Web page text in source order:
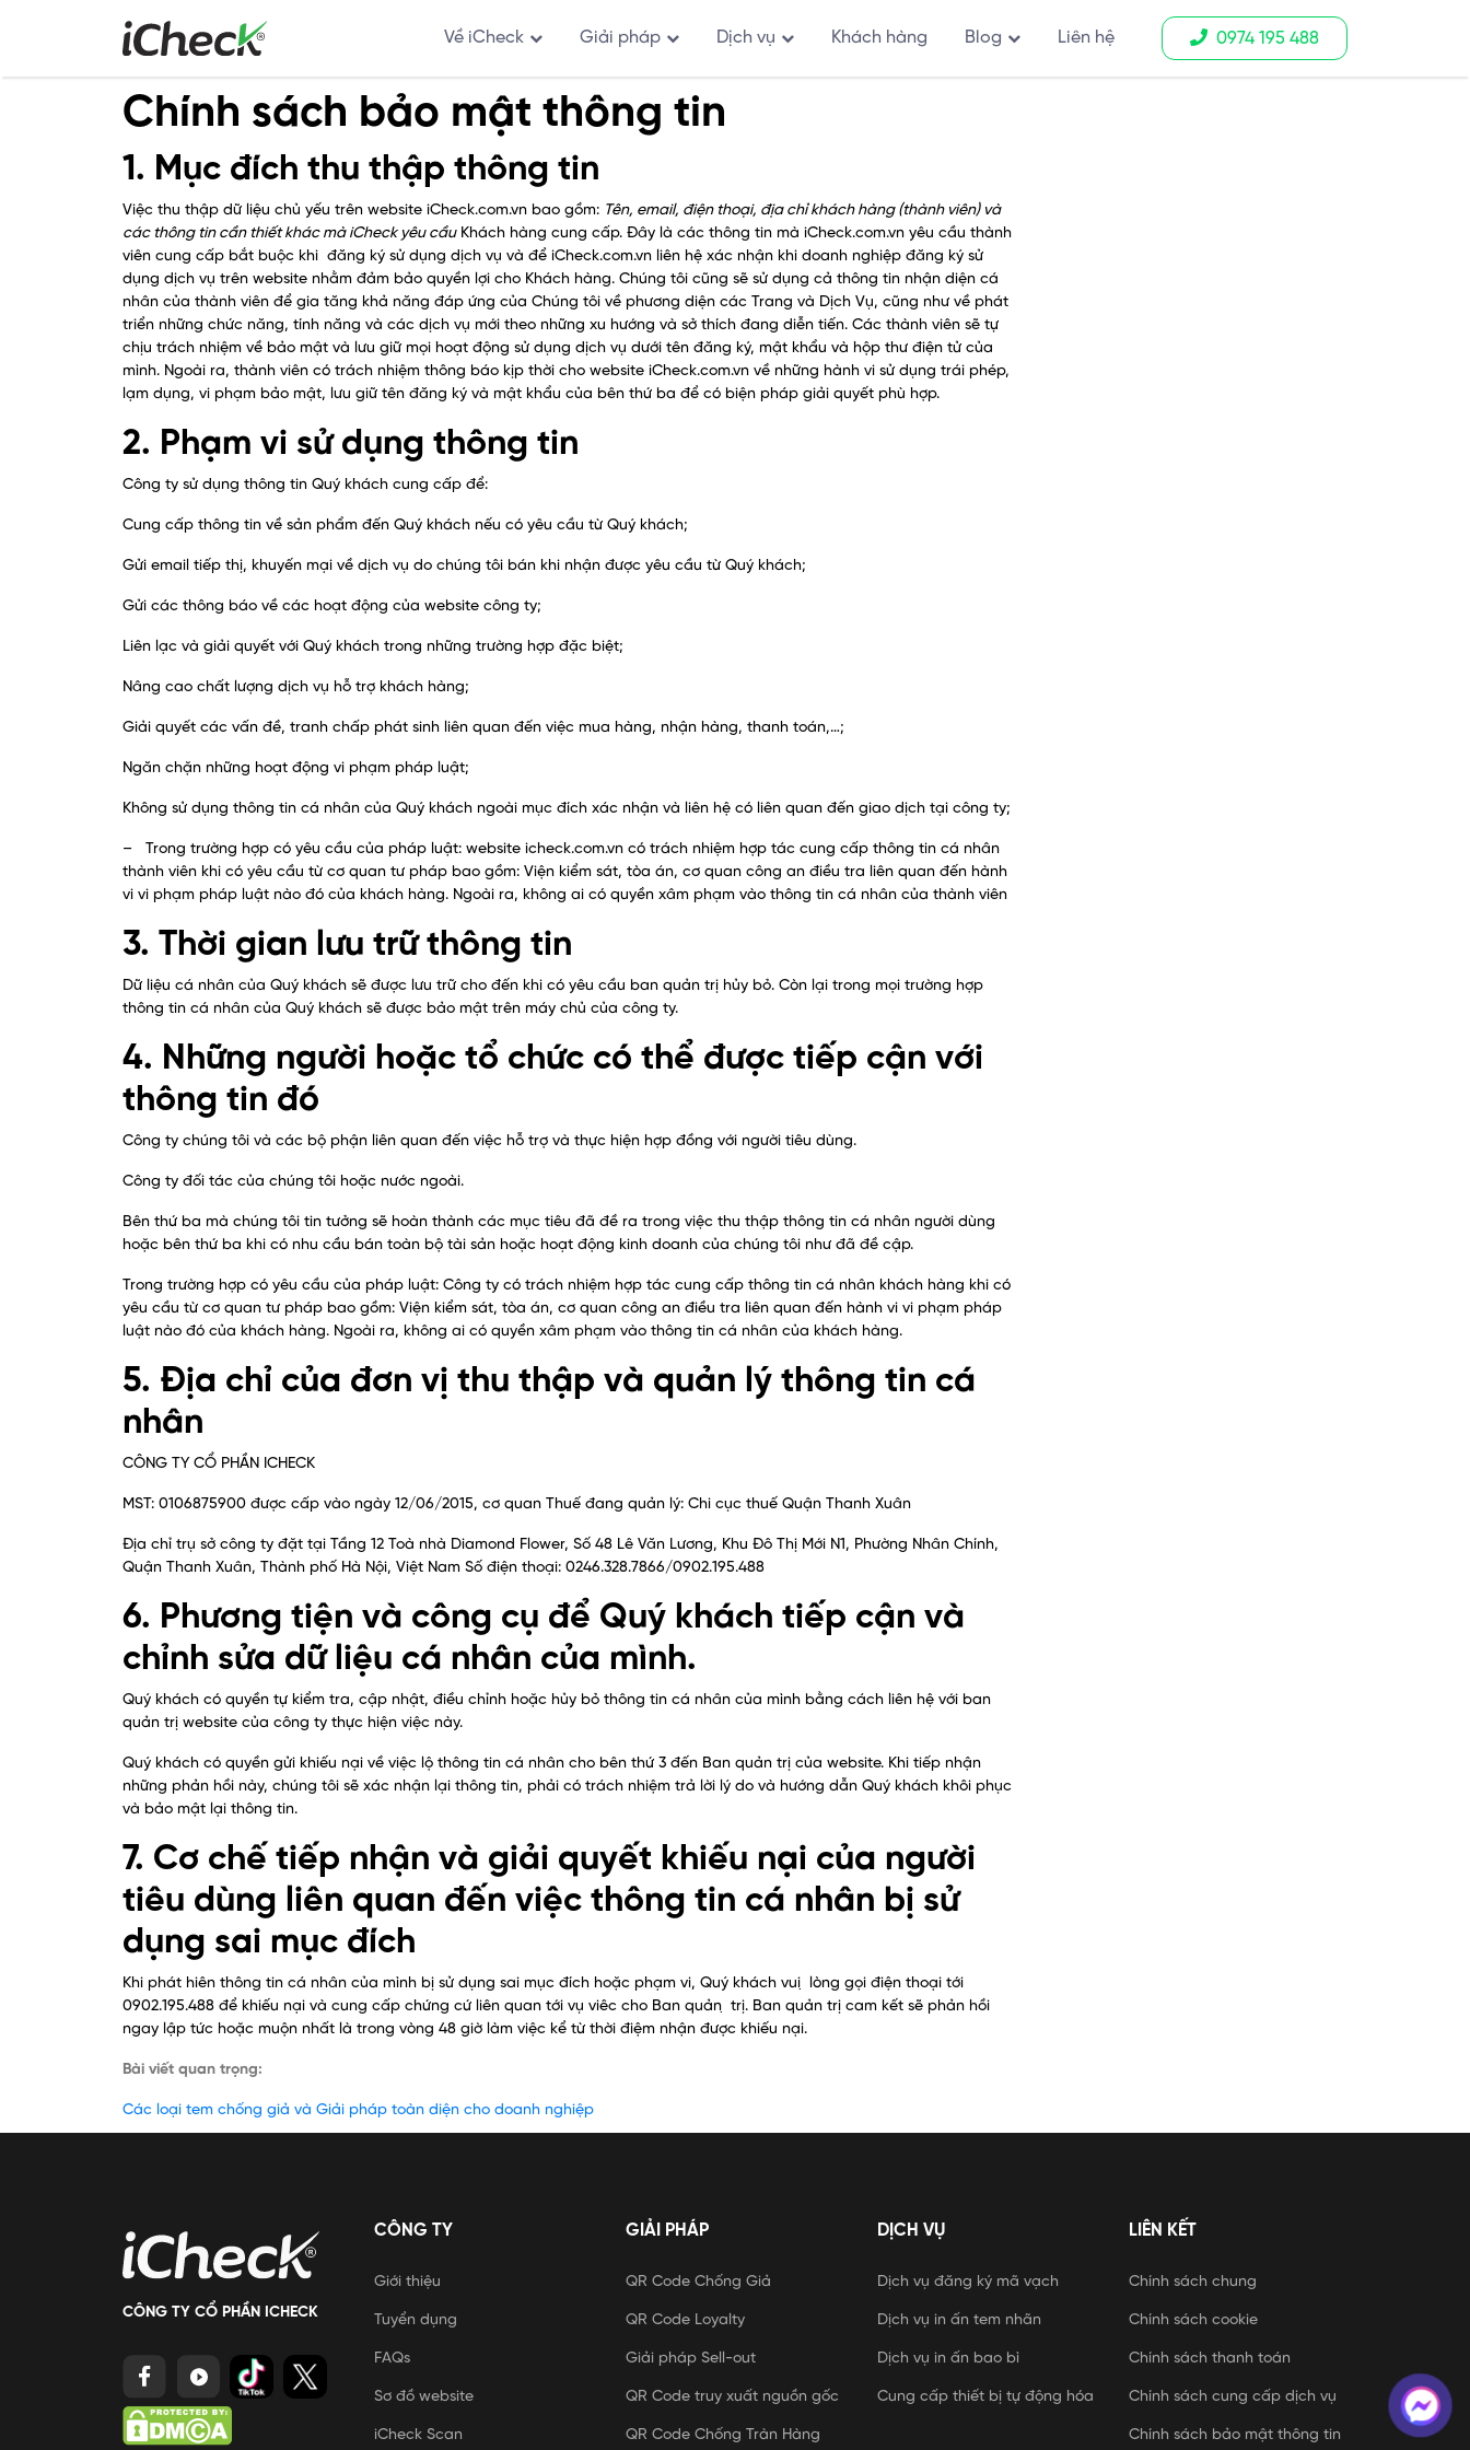
Về iCheck Giải pháp Dịch vụ Khách hàng Blog Liên hệ 0974 195 488
Chính sách bảo mật thông tin
1. Mục đích thu thập thông tin
Việc thu thập dữ liệu chủ yếu trên website iCheck.com.vn bao gồm: Tên, email, điện thoại, địa chỉ khách hàng (thành viên) và
các thông tin cần thiết khác mà iCheck yêu cầuKhách hàng cung cấp. Đây là các thông tin mà iCheck.com.vn yêu cầu thành
viên cung cấp bắt buộc khi đăng ký sử dụng dịch vụ và để iCheck.com.vn liên hệ xác nhận khi doanh nghiệp đăng ký sử
dụng dịch vụ trên website nhằm đảm bảo quyền lợi cho Khách hàng. Chúng tôi cũng sẽ sử dụng cả thông tin nhận diện cá
nhân của thành viên để gia tăng khả năng đáp ứng của Chúng tôi về phương diện các Trang và Dịch Vụ, cũng như về phát
triển những chức năng, tính năng và các dịch vụ mới theo những xu hướng và sở thích đang diễn tiến. Các thành viên sẽ tự
chịu trách nhiệm về bảo mật và lưu giữ mọi hoạt động sử dụng dịch vụ dưới tên đăng ký, mật khẩu và hộp thư điện tử của
mình. Ngoài ra, thành viên có trách nhiệm thông báo kịp thời cho website iCheck.com.vn về những hành vi sử dụng trái phép,
lạm dụng, vi phạm bảo mật, lưu giữ tên đăng ký và mật khẩu của bên thứ ba để có biện pháp giải quyết phù hợp.
2. Phạm vi sử dụng thông tin
Công ty sử dụng thông tin Quý khách cung cấp để:
Cung cấp thông tin về sản phẩm đến Quý khách nếu có yêu cầu từ Quý khách;
Gửi email tiếp thị, khuyến mại về dịch vụ do chúng tôi bán khi nhận được yêu cầu từ Quý khách;
Gửi các thông báo về các hoạt động của website công ty;
Liên lạc và giải quyết với Quý khách trong những trường hợp đặc biệt;
Nâng cao chất lượng dịch vụ hỗ trợ khách hàng;
Giải quyết các vấn đề, tranh chấp phát sinh liên quan đến việc mua hàng, nhận hàng, thanh toán,…;
Ngăn chặn những hoạt động vi phạm pháp luật;
Không sử dụng thông tin cá nhân của Quý khách ngoài mục đích xác nhận và liên hệ có liên quan đến giao dịch tại công ty;
– Trong trường hợp có yêu cầu của pháp luật: website icheck.com.vn có trách nhiệm hợp tác cung cấp thông tin cá nhân
thành viên khi có yêu cầu từ cơ quan tư pháp bao gồm: Viện kiểm sát, tòa án, cơ quan công an điều tra liên quan đến hành
vi vi phạm pháp luật nào đó của khách hàng. Ngoài ra, không ai có quyền xâm phạm vào thông tin cá nhân của thành viên
3. Thời gian lưu trữ thông tin
Dữ liệu cá nhân của Quý khách sẽ được lưu trữ cho đến khi có yêu cầu ban quản trị hủy bỏ. Còn lại trong mọi trường hợp
thông tin cá nhân của Quý khách sẽ được bảo mật trên máy chủ của công ty.
4. Những người hoặc tổ chức có thể được tiếp cận với
thông tin đó
Công ty chúng tôi và các bộ phận liên quan đến việc hỗ trợ và thực hiện hợp đồng với người tiêu dùng.
Công ty đối tác của chúng tôi hoặc nước ngoài.
Bên thứ ba mà chúng tôi tin tưởng sẽ hoàn thành các mục tiêu đã đề ra trong việc thu thập thông tin cá nhân người dùng
hoặc bên thứ ba khi có nhu cầu bán toàn bộ tài sản hoặc hoạt động kinh doanh của chúng tôi như đã đề cập.
Trong trường hợp có yêu cầu của pháp luật: Công ty có trách nhiệm hợp tác cung cấp thông tin cá nhân khách hàng khi có
yêu cầu từ cơ quan tư pháp bao gồm: Viện kiểm sát, tòa án, cơ quan công an điều tra liên quan đến hành vi vi phạm pháp
luật nào đó của khách hàng. Ngoài ra, không ai có quyền xâm phạm vào thông tin cá nhân của khách hàng.
5. Địa chỉ của đơn vị thu thập và quản lý thông tin cá
nhân
CÔNG TY CỔ PHẦN ICHECK
MST: 0106875900 được cấp vào ngày 12/06/2015, cơ quan Thuế đang quản lý: Chi cục thuế Quận Thanh Xuân
Địa chỉ trụ sở công ty đặt tại Tầng 12 Toà nhà Diamond Flower, Số 48 Lê Văn Lương, Khu Đô Thị Mới N1, Phường Nhân Chính,
Quận Thanh Xuân, Thành phố Hà Nội, Việt Nam Số điện thoại: 0246.328.7866/0902.195.488
6. Phương tiện và công cụ để Quý khách tiếp cận và
chỉnh sửa dữ liệu cá nhân của mình.
Quý khách có quyền tự kiểm tra, cập nhật, điều chỉnh hoặc hủy bỏ thông tin cá nhân của mình bằng cách liên hệ với ban
quản trị website của công ty thực hiện việc này.
Quý khách có quyền gửi khiếu nại về việc lộ thông tin cá nhân cho bên thứ 3 đến Ban quản trị của website. Khi tiếp nhận
những phản hồi này, chúng tôi sẽ xác nhận lại thông tin, phải có trách nhiệm trả lời lý do và hướng dẫn Quý khách khôi phục
và bảo mật lại thông tin.
7. Cơ chế tiếp nhận và giải quyết khiếu nại của người
tiêu dùng liên quan đến việc thông tin cá nhân bị sử
dụng sai mục đích
Khi phát hiên thông tin cá nhân của mình bị sử dụng sai mục đích hoặc phạm vi, Quý khách vui ̣ lòng gọi điện thoại tới
0902.195.488 để khiếu nại và cung cấp chứng cứ liên quan tới vụ viêc cho Ban quản ̣ trị. Ban quản trị cam kết sẽ phản hồi
ngay lập tức hoặc muộn nhất là trong vòng 48 giờ làm việc kể từ thời điệm nhận được khiếu nại.
Bài viết quan trọng:
Các loại tem chống giả và Giải pháp toàn diện cho doanh nghiệp
CÔNG TY CỔ PHẦN ICHECK
CÔNG TY
Giới thiệu
Tuyển dụng
FAQs
Sơ đồ website
iCheck Scan
GIẢI PHÁP
QR Code Chống Giả
QR Code Loyalty
Giải pháp Sell-out
QR Code truy xuất nguồn gốc
QR Code Chống Tràn Hàng
DỊCH VỤ
Dịch vụ đăng ký mã vạch
Dịch vụ in ấn tem nhãn
Dịch vụ in ấn bao bì
Cung cấp thiết bị tự động hóa
LIÊN KẾT
Chính sách chung
Chính sách cookie
Chính sách thanh toán
Chính sách cung cấp dịch vụ
Chính sách bảo mật thông tin